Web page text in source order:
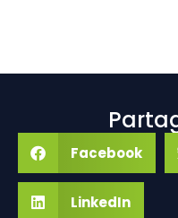
Facebook
LinkedIn